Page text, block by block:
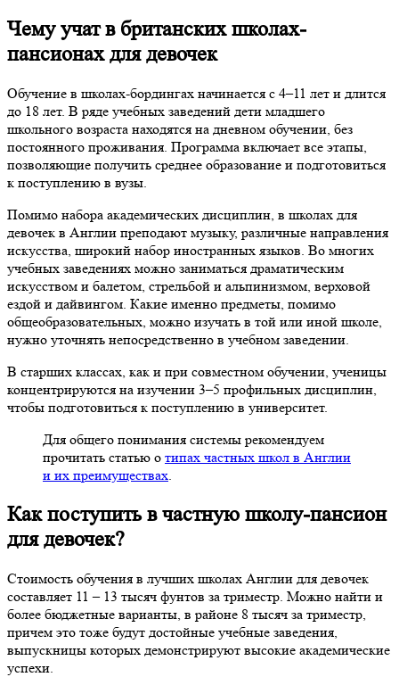
Чему учат в британских школах-
пансионах для девочек
Обучение в школах-бордингах начинается с 4–11 лет и длится
до 18 лет. В ряде учебных заведений дети младшего
школьного возраста находятся на дневном обучении, без
постоянного проживания. Программа включает все этапы,
позволяющие получить среднее образование и подготовиться
к поступлению в вузы.
Помимо набора академических дисциплин, в школах для
девочек в Англии преподают музыку, различные направления
искусства, широкий набор иностранных языков. Во многих
учебных заведениях можно заниматься драматическим
искусством и балетом, стрельбой и альпинизмом, верховой
ездой и дайвингом. Какие именно предметы, помимо
общеобразовательных, можно изучать в той или иной школе,
нужно уточнять непосредственно в учебном заведении.
В старших классах, как и при совместном обучении, ученицы
концентрируются на изучении 3–5 профильных дисциплин,
чтобы подготовиться к поступлению в университет.
Для общего понимания системы рекомендуем
прочитать статью о типах частных школ в Англии
и их преимуществах.
Как поступить в частную школу-пансион
для девочек?
Стоимость обучения в лучших школах Англии для девочек
составляет 11 – 13 тысяч фунтов за триместр. Можно найти и
более бюджетные варианты, в районе 8 тысяч за триместр,
причем это тоже будут достойные учебные заведения,
выпускницы которых демонстрируют высокие академические
успехи.